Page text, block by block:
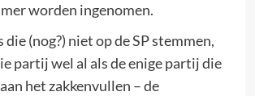
worden ingenomen.
(nog?) niet op de SP stemmen,
partij wel al als de enige partij die
het zakkenvullen – de